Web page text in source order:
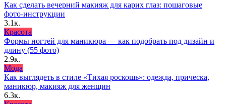
Как сделать вечерний макияж для карих глаз: пошаговые
фото-инструкции
3.1к.
Красота
Формы ногтей для маникюра — как подобрать под дизайн и
длину (55 фото)
2.9к.
Мода
Как выглядеть в стиле «Тихая роскошь»: одежда, прическа,
маникюр, макияж для женщин
6.3к.